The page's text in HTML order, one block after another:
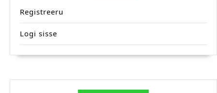
Registreeru
Logi sisse